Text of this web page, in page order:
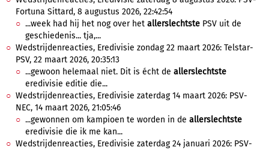
Fortuna Sittard, 8 augustus 2026, 22:42:54
...week had hij het nog over het allerslechtste PSV uit de
geschiedenis... tja,...
Wedstrijdenreacties, Eredivisie zondag 22 maart 2026: Telstar-
PSV, 22 maart 2026, 20:35:13
...gewoon helemaal niet. Dit is écht de allerslechtste
eredivisie editie die...
Wedstrijdenreacties, Eredivisie zaterdag 14 maart 2026: PSV-
NEC, 14 maart 2026, 21:05:46
...gewonnen om kampioen te worden in de allerslechtste
eredivisie die ik me kan...
Wedstrijdenreacties, Eredivisie zaterdag 24 januari 2026: PSV-